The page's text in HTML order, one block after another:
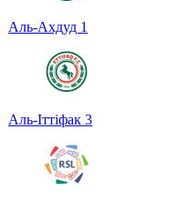
Аль-Ахдуд 1
Аль-Іттіфак 3